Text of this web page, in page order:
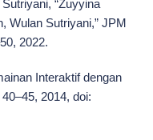
“Zuyyina
Wulan Sutriyani,” JPM
2022.
Interaktif dengan
2014, doi: